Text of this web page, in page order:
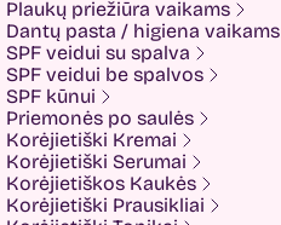
Kadus Professional
Keenwell
KLERADERM
KOSE
Kyra
LANEIGE
Look At Me
Luvum
LYL
Mancera
Plaukų priežiūra vaikams
Dantų pasta / higiena vaikams
SPF veidui su spalva
SPF veidui be spalvos
SPF kūnui
Priemonės po saulės
Korėjietiški Kremai
Korėjietiški Serumai
Korėjietiškos Kaukės
Korėjietiški Prausikliai